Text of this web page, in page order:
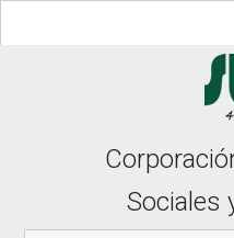
to
to
to
Sociales